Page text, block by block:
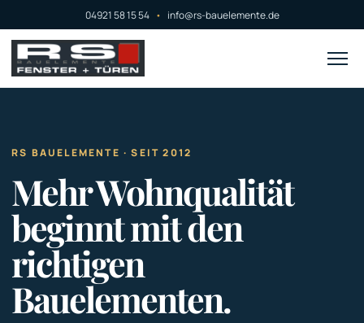
04921 58 15 54 • info@rs-bauelemente.de
RS BAUELEMENTE · SEIT 2012
Mehr Wohnqualität
beginnt mit den
richtigen
Bauelementen.